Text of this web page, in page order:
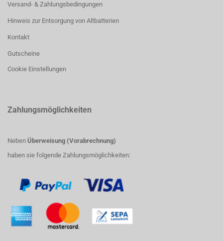
Versand- & Zahlungsbedingungen
Hinweis zur Entsorgung von Altbatterien
Kontakt
Gutscheine
Cookie Einstellungen
Zahlungsmöglichkeiten
Neben Überweisung (Vorabrechnung)
haben sie folgende Zahlungsmöglichkeiten: